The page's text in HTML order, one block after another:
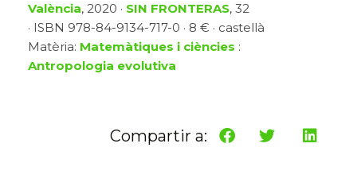
València, 2020 · SIN FRONTERAS, 32
· ISBN 978-84-9134-717-0 · 8 € · castellà
Matèria: Matemàtiques i ciències :
Antropologia evolutiva
Compartir a: